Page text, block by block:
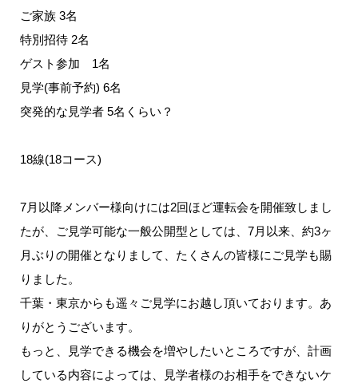
ご家族 3名
特別招待 2名
ゲスト参加 1名
見学(事前予約) 6名
突発的な見学者 5名くらい？
18線(18コース)
7月以降メンバー様向けには2回ほど運転会を開催致しまし
たが、ご見学可能な一般公開型としては、7月以来、約3ヶ
月ぶりの開催となりまして、たくさんの皆様にご見学も賜
りました。
千葉・東京からも遥々ご見学にお越し頂いております。あ
りがとうございます。
もっと、見学できる機会を増やしたいところですが、計画
している内容によっては、見学者様のお相手をできないケ